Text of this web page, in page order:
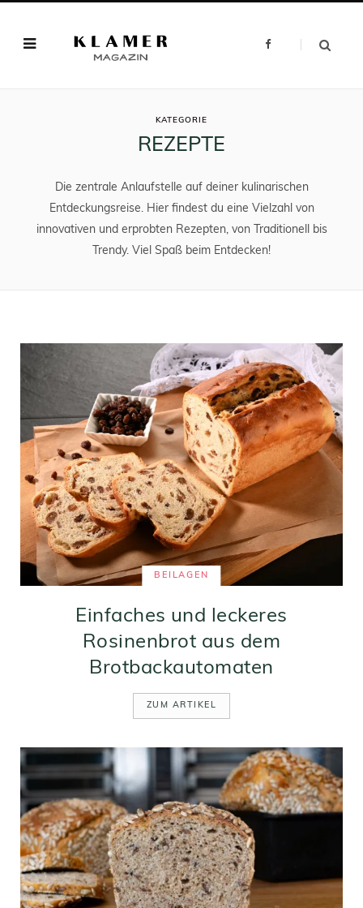
F
KATEGORIE
REZEPTE
Die zentrale Anlaufstelle auf deiner kulinarischen
Entdeckungsreise. Hier findest du eine Vielzahl von
innovativen und erprobten Rezepten, von Traditionell bis
Trendy. Viel Spaß beim Entdecken!
BEILAGEN
Einfaches und leckeres
Rosinenbrot aus dem
Brotbackautomaten
ZUM ARTIKEL